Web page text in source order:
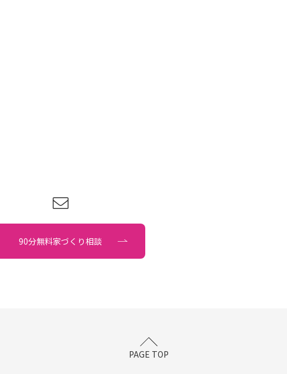
90分無料家づくり相談
PAGE TOP